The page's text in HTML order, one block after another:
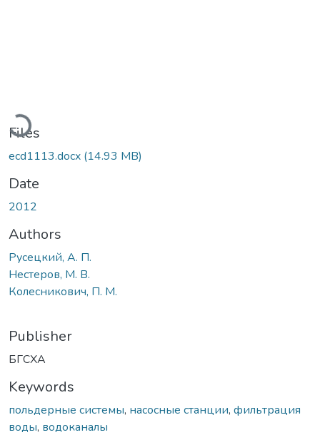
Files
ecd1113.docx (14.93 MB)
Date
2012
Authors
Русецкий, А. П.
Нестеров, М. В.
Колесникович, П. М.
Publisher
БГСХА
Keywords
польдерные системы, насосные станции, фильтрация
воды, водоканалы